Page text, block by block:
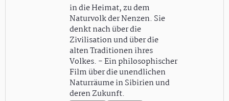
in die Heimat, zu dem
Naturvolk der Nenzen. Sie
denkt nach über die
Zivilisation und über die
alten Traditionen ihres
Volkes. - Ein philosophischer
Film über die unendlichen
Naturräume in Sibirien und
deren Zukunft.